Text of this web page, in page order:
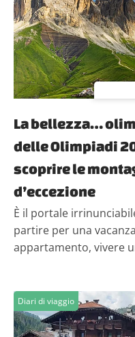
La bellezza…
delle Olimpiadi
scoprire le
d’eccezione
È il portale
partire per una
appartamento, vivere
Diari di viaggio